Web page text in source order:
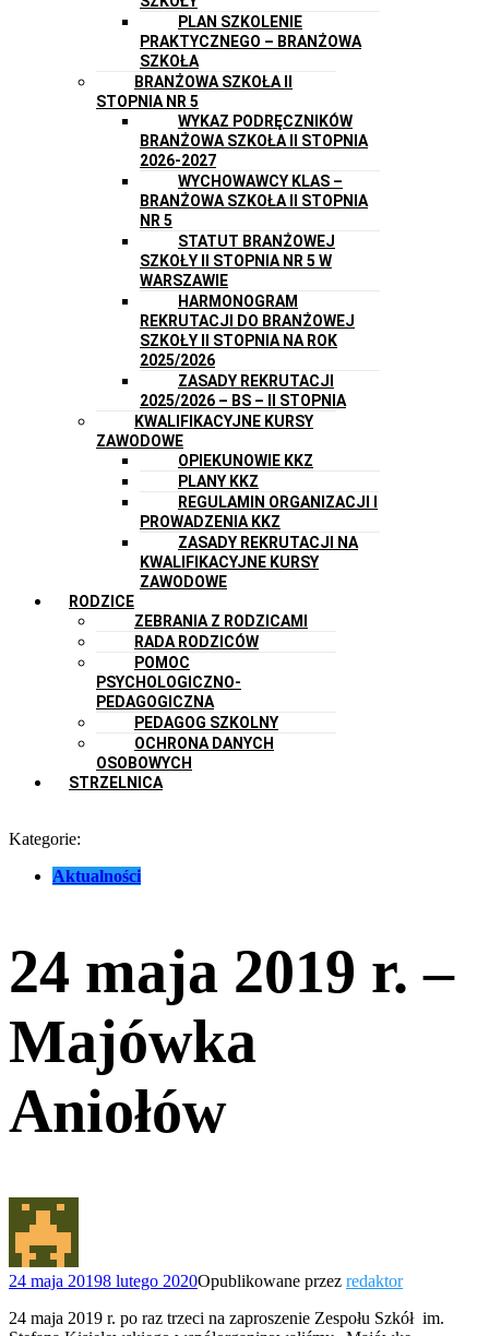
PLAN SZKOLENIE
PRAKTYCZNEGO – BRANŻOWA
SZKOŁA
BRANŻOWA SZKOŁA II
STOPNIA NR 5
WYKAZ PODRĘCZNIKÓW
BRANŻOWA SZKOŁA II STOPNIA
2026-2027
WYCHOWAWCY KLAS –
BRANŻOWA SZKOŁA II STOPNIA
NR 5
STATUT BRANŻOWEJ
SZKOŁY II STOPNIA NR 5 W
WARSZAWIE
HARMONOGRAM
REKRUTACJI DO BRANŻOWEJ
SZKOŁY II STOPNIA NA ROK
2025/2026
ZASADY REKRUTACJI
2025/2026 – BS – II STOPNIA
KWALIFIKACYJNE KURSY
ZAWODOWE
OPIEKUNOWIE KKZ
PLANY KKZ
REGULAMIN ORGANIZACJI I
PROWADZENIA KKZ
ZASADY REKRUTACJI NA
KWALIFIKACYJNE KURSY
ZAWODOWE
RODZICE
ZEBRANIA Z RODZICAMI
RADA RODZICÓW
POMOC
PSYCHOLOGICZNO-
PEDAGOGICZNA
PEDAGOG SZKOLNY
OCHRONA DANYCH
OSOBOWYCH
STRZELNICA
Kategorie:
Aktualności
24 maja 2019 r. –
Majówka
Aniołów
24 maja 20198 lutego 2020Opublikowane przez redaktor
24 maja 2019 r. po raz trzeci na zaproszenie Zespołu Szkół im.